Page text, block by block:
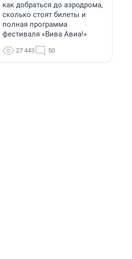
как добраться до аэродрома,
сколько стоят билеты и
полная программа
фестиваля «Вива Авиа!»
27 443 50